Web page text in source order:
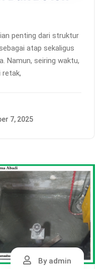
penting dari struktur
atap sekaligus
Namun, seiring waktu,
retak,
7, 2025
By admin